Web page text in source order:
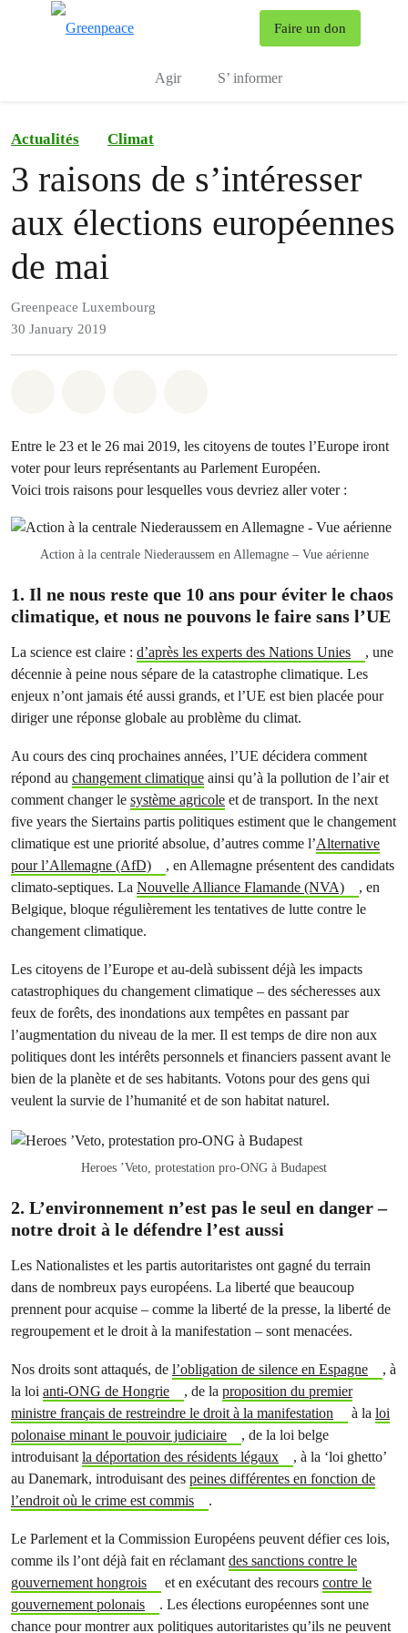
Faire un don
Agir S’ informer
Actualités Climat
3 raisons de s’intéresser
aux élections européennes
de mai
Greenpeace Luxembourg
30 January 2019
Entre le 23 et le 26 mai 2019, les citoyens de toutes l’Europe iront
voter pour leurs représentants au Parlement Européen.
Voici trois raisons pour lesquelles vous devriez aller voter :
Action à la centrale Niederaussem en Allemagne – Vue aérienne
1. Il ne nous reste que 10 ans pour éviter le chaos
climatique, et nous ne pouvons le faire sans l’UE
La science est claire : d’après les experts des Nations Unies
, une
décennie à peine nous sépare de la catastrophe climatique. Les
enjeux n’ont jamais été aussi grands, et l’UE est bien placée pour
diriger une réponse globale au problème du climat.
Au cours des cinq prochaines années, l’UE décidera comment
répond au changement climatique ainsi qu’à la pollution de l’air et
comment changer le système agricole et de transport. In the next
five years the Siertains partis politiques estiment que le changement
climatique est une priorité absolue, d’autres comme l’Alternative
pour l’Allemagne (AfD)
, en Allemagne présentent des candidats
climato-septiques. La Nouvelle Alliance Flamande (NVA)
, en
Belgique, bloque régulièrement les tentatives de lutte contre le
changement climatique.
Les citoyens de l’Europe et au-delà subissent déjà les impacts
catastrophiques du changement climatique – des sécheresses aux
feux de forêts, des inondations aux tempêtes en passant par
l’augmentation du niveau de la mer. Il est temps de dire non aux
politiques dont les intérêts personnels et financiers passent avant le
bien de la planète et de ses habitants. Votons pour des gens qui
veulent la survie de l’humanité et de son habitat naturel.
Heroes ’Veto, protestation pro-ONG à Budapest
2. L’environnement n’est pas le seul en danger –
notre droit à le défendre l’est aussi
Les Nationalistes et les partis autoritaristes ont gagné du terrain
dans de nombreux pays européens. La liberté que beaucoup
prennent pour acquise – comme la liberté de la presse, la liberté de
regroupement et le droit à la manifestation – sont menacées.
Nos droits sont attaqués, de l’obligation de silence en Espagne
, à
la loi anti-ONG de Hongrie , de la proposition du premier
ministre français de restreindre le droit à la manifestation
à la loi
polonaise minant le pouvoir judiciaire
, de la loi belge
introduisant la déportation des résidents légaux
, à la ‘loi ghetto’
au Danemark, introduisant des peines différentes en fonction de
l’endroit où le crime est commis
.
Le Parlement et la Commission Européens peuvent défier ces lois,
comme ils l’ont déjà fait en réclamant des sanctions contre le
gouvernement hongrois
et en exécutant des recours contre le
gouvernement polonais
. Les élections européennes sont une
chance pour montrer aux politiques autoritaristes qu’ils ne peuvent